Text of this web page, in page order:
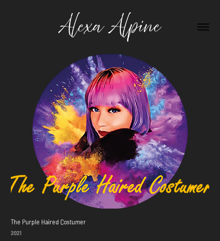
The Purple Haired Costumer
2021